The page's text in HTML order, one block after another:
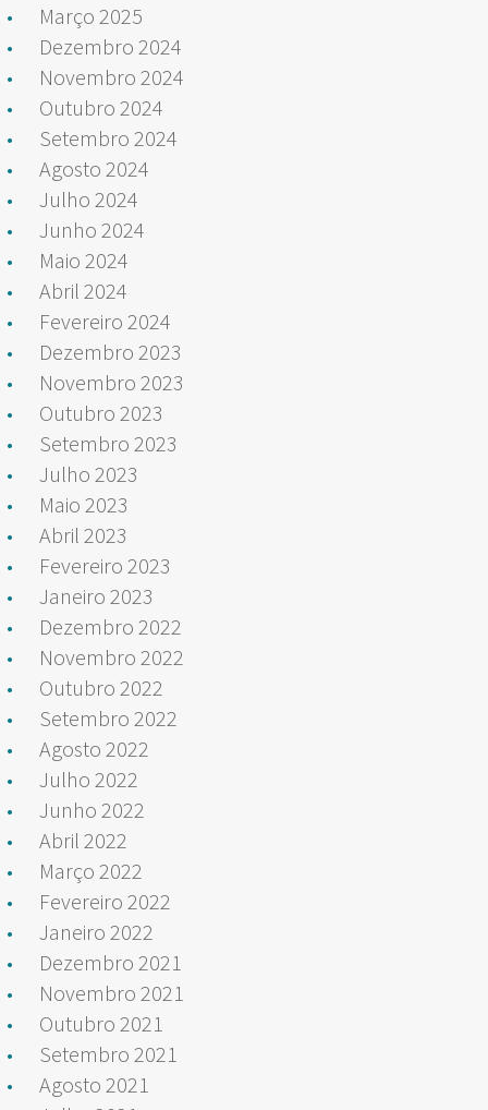
Março 2025
Dezembro 2024
Novembro 2024
Outubro 2024
Setembro 2024
Agosto 2024
Julho 2024
Junho 2024
Maio 2024
Abril 2024
Fevereiro 2024
Dezembro 2023
Novembro 2023
Outubro 2023
Setembro 2023
Julho 2023
Maio 2023
Abril 2023
Fevereiro 2023
Janeiro 2023
Dezembro 2022
Novembro 2022
Outubro 2022
Setembro 2022
Agosto 2022
Julho 2022
Junho 2022
Abril 2022
Março 2022
Fevereiro 2022
Janeiro 2022
Dezembro 2021
Novembro 2021
Outubro 2021
Setembro 2021
Agosto 2021